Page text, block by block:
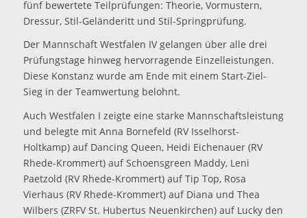
fünf bewertete Teilprüfungen: Theorie, Vormustern,
Dressur, Stil-Geländeritt und Stil-Springprüfung.
Der Mannschaft Westfalen IV gelangen über alle drei
Prüfungstage hinweg hervorragende Einzelleistungen.
Diese Konstanz wurde am Ende mit einem Start-Ziel-
Sieg in der Teamwertung belohnt.
Auch Westfalen I zeigte eine starke Mannschaftsleistung
und belegte mit Anna Bornefeld (RV Isselhorst-
Holtkamp) auf Dancing Queen, Heidi Eichenauer (RV
Rhede-Krommert) auf Schoensgreen Maddy, Leni
Paetzold (RV Rhede-Krommert) auf Tip Top, Rosa
Vierhaus (RV Rhede-Krommert) auf Diana und Thea
Wilbers (ZRFV St. Hubertus Neuenkirchen) auf Lucky den